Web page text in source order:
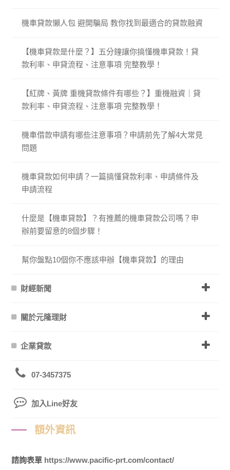
機車貸款懶人包 避開騙局 教你找到最適合的貸款融資
【機車貸款是什麼？】五分鐘讓你搞懂機車貸款！貸
款利率、申貸流程、注意事項 完整教學！
【紅牌、黃牌 重機貸款條件有哪些？】重機融資｜貸
款利率、申貸流程、注意事項 完整教學！
機車借款申請有哪些注意事項？申請前先了解4大常見
問題
機車貸款如何申請？一篇搞懂貸款利率、申請條件及
申請流程
什麼是【機車貸款】？有推薦的機車貸款公司嗎？申
辦前要留意的8個步驟！
幫你盤點10個你不應該申辦【機車貸款】的理由
財經新聞
關於元隆理財
企業貸款
07-3457375
加入Line好友
額外資訊
諮詢表單 https://www.pacific-prt.com/contact/